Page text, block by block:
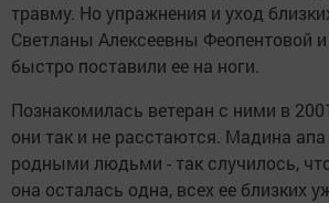
травму. Но упражнения и уход
Светланы Алексеевны Феопентовой
быстро поставили ее на ноги.
Познакомилась ветеран с ними в
они так и не расстаются. Мадина апа
родными людьми - так случилось,
она осталась одна, всех ее близких